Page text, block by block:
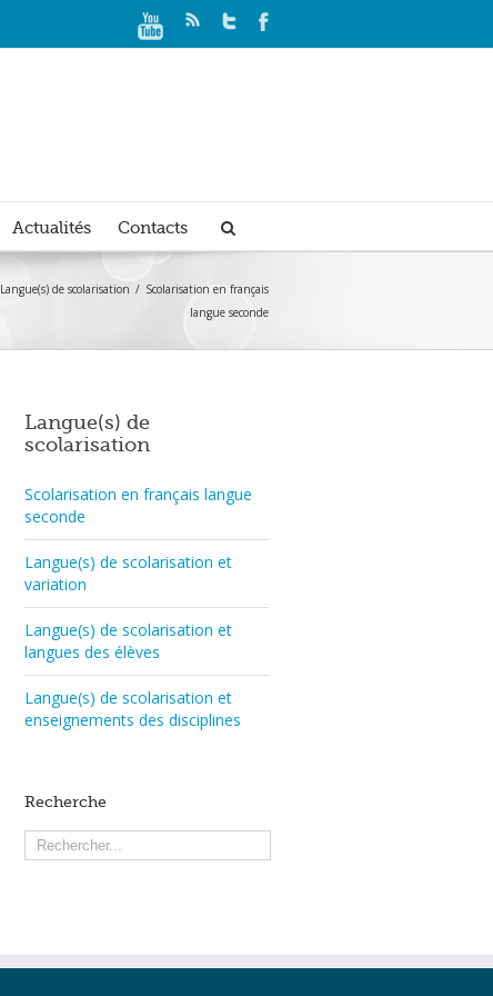
Actualités Contacts
Langue(s) de scolarisation
Scolarisation en français
langue seconde
Langue(s) de
scolarisation
Scolarisation en français langue
seconde
Langue(s) de scolarisation et
variation
Langue(s) de scolarisation et
langues des élèves
Langue(s) de scolarisation et
enseignements des disciplines
Recherche